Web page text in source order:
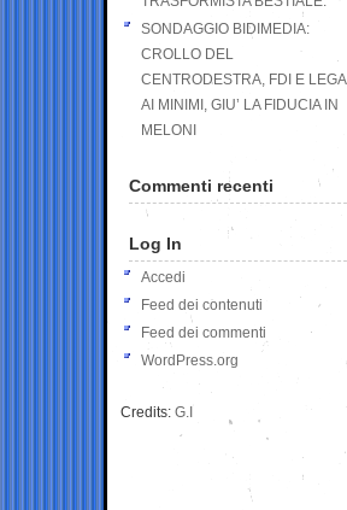
SONDAGGIO BIDIMEDIA:
CROLLO DEL
CENTRODESTRA, FDI E LEGA
AI MINIMI, GIU’ LA FIDUCIA IN
MELONI
Commenti recenti
Log In
Accedi
Feed dei contenuti
Feed dei commenti
WordPress.org
Credits: G.I